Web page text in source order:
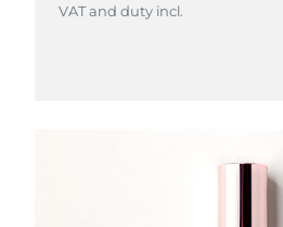
VAT and duty incl.